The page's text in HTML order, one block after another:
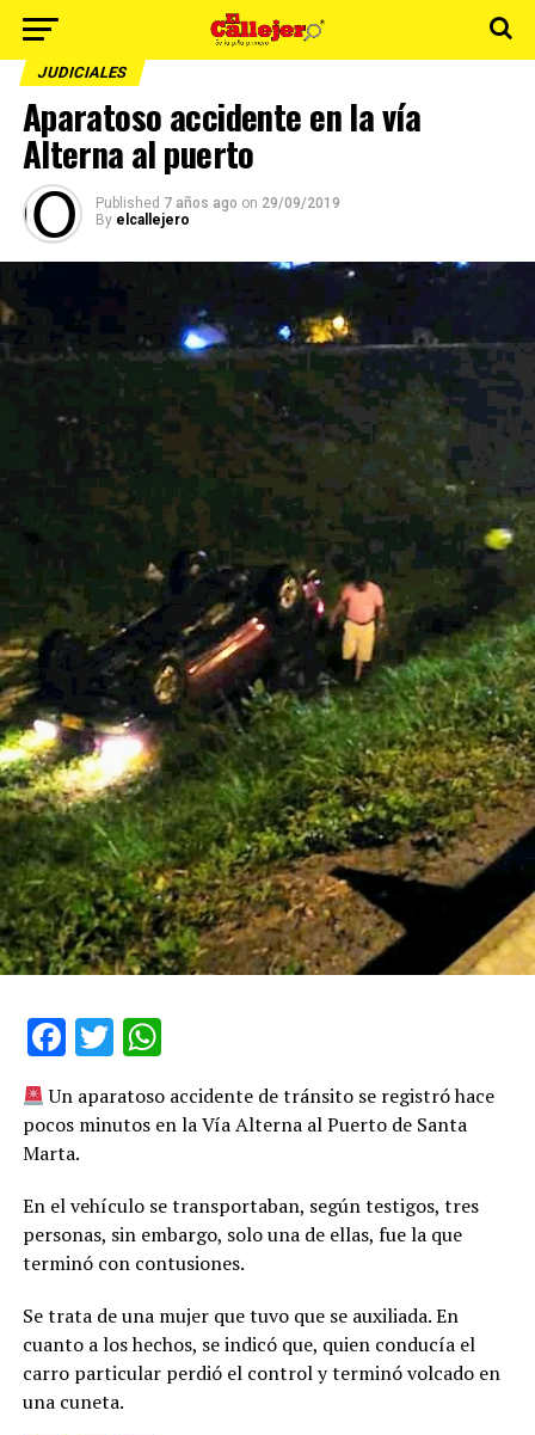
JUDICIALES
Aparatoso accidente en la vía
Alterna al puerto
Published 7 años ago on 29/09/2019
By elcallejero
Facebook
TwitterWhatsApp
Un aparatoso accidente de tránsito se registró hace
pocos minutos en la Vía Alterna al Puerto de Santa
Marta.
En el vehículo se transportaban, según testigos, tres
personas, sin embargo, solo una de ellas, fue la que
terminó con contusiones.
Se trata de una mujer que tuvo que se auxiliada. En
cuanto a los hechos, se indicó que, quien conducía el
carro particular perdió el control y terminó volcado en
una cuneta.